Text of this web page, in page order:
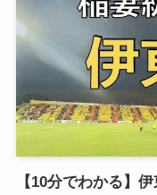
【10分でわかる】